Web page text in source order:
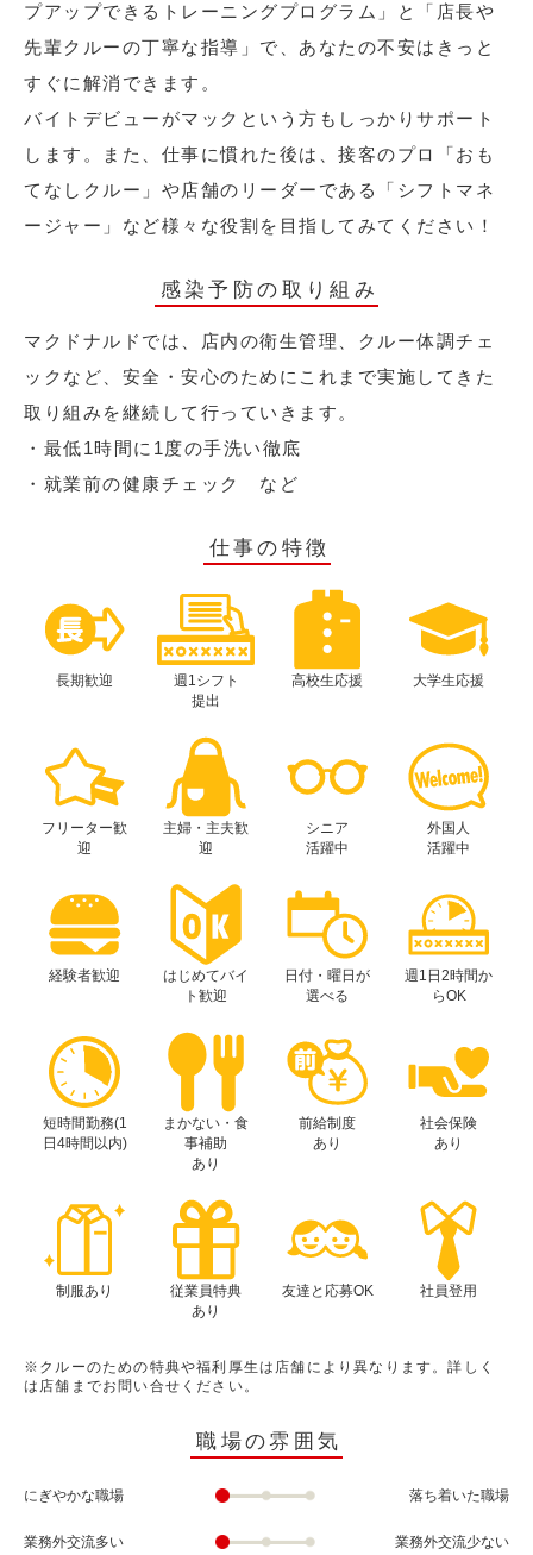
プアップできるトレーニングプログラム」と「店長や
先輩クルーの丁寧な指導」で、あなたの不安はきっと
すぐに解消できます。
バイトデビューがマックという方もしっかりサポート
します。また、仕事に慣れた後は、接客のプロ「おも
てなしクルー」や店舗のリーダーである「シフトマネ
ージャー」など様々な役割を目指してみてください！
感染予防の取り組み
マクドナルドでは、店内の衛生管理、クルー体調チェ
ックなど、安全・安心のためにこれまで実施してきた
取り組みを継続して行っていきます。
・最低1時間に1度の手洗い徹底
・就業前の健康チェック など
仕事の特徴
長期歓迎
週1シフト
提出
高校生応援 大学生応援
フリーター歓
迎
主婦・主夫歓
迎
シニア
活躍中
外国人
活躍中
経験者歓迎
はじめてバイ
ト歓迎
日付・曜日が
選べる
週1日2時間か
らOK
短時間勤務(1
日4時間以内)
まかない・食
事補助
あり
前給制度
あり
社会保険
あり
制服あり
従業員特典
あり
友達と応募OK 社員登用
※クルーのための特典や福利厚生は店舗により異なります。詳しく
は店舗までお問い合せください。
職場の雰囲気
にぎやかな職場 落ち着いた職場
業務外交流多い 業務外交流少ない